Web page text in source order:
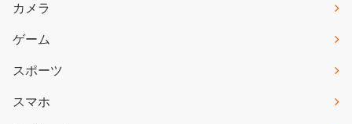
カメラ
ゲーム
スポーツ
スマホ